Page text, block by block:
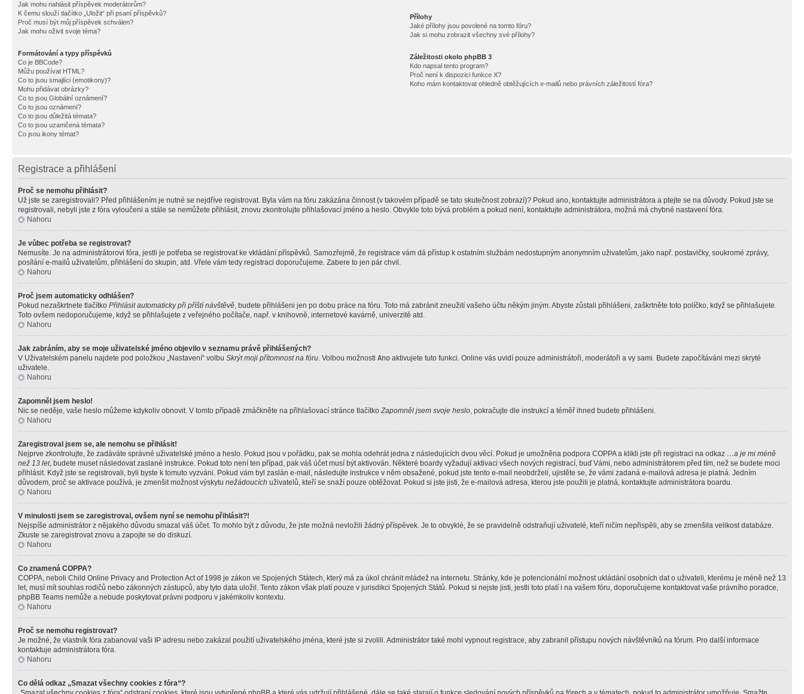
Jak mohu nahlásit příspěvek moderátorům?
K čemu slouží tlačítko „Uložit“ při psaní příspěvků?
Proč musí být můj příspěvek schválen?
Jak mohu oživit svoje téma?
Formátování a typy příspěvků
Co je BBCode?
Můžu používat HTML?
Co to jsou smajlíci (emotikony)?
Mohu přidávat obrázky?
Co to jsou Globální oznámení?
Co to jsou oznámení?
Co to jsou důležitá témata?
Co to jsou uzamčená témata?
Co jsou ikony témat?
Přílohy
Jaké přílohy jsou povolené na tomto fóru?
Jak si mohu zobrazit všechny své přílohy?
Záležitosti okolo phpBB 3
Kdo napsal tento program?
Proč není k dispozici funkce X?
Koho mám kontaktovat ohledně obtěžujících e-mailů nebo právních záležitostí fóra?
Registrace a přihlášení
Proč se nemohu přihlásit?
Už jste se zaregistrovali? Před přihlášením je nutné se nejdříve registrovat. Byla vám na fóru zakázána činnost (v takovém případě se tato skutečnost zobrazí)? Pokud ano, kontaktujte administrátora a ptejte se na důvody. Pokud jste se
registrovali, nebyli jste z fóra vyloučeni a stále se nemůžete přihlásit, znovu zkontrolujte přihlašovací jméno a heslo. Obvykle toto bývá problém a pokud není, kontaktujte administrátora, možná má chybné nastavení fóra.
Nahoru
Je vůbec potřeba se registrovat?
Nemusíte. Je na administrátorovi fóra, jestli je potřeba se registrovat ke vkládání příspěvků. Samozřejmě, že registrace vám dá přístup k ostatním službám nedostupným anonymním uživatelům, jako např. postavičky, soukromé zprávy,
posílání e-mailů uživatelům, přihlášení do skupin, atd. Vřele vám tedy registraci doporučujeme. Zabere to jen pár chvil.
Nahoru
Proč jsem automaticky odhlášen?
Pokud nezaškrtnete tlačítko Přihlásit automaticky při příští návštěvě, budete přihlášeni jen po dobu práce na fóru. Toto má zabránit zneužití vašeho účtu někým jiným. Abyste zůstali přihlášeni, zaškrtněte toto políčko, když se přihlašujete.
Toto ovšem nedoporučujeme, když se přihlašujete z veřejného počítače, např. v knihovně, internetové kavárně, univerzitě atd.
Nahoru
Jak zabráním, aby se moje uživatelské jméno objevilo v seznamu právě přihlášených?
V Uživatelském panelu najdete pod položkou „Nastavení“ volbu Skrýt moji přítomnost na fóru. Volbou možnosti Ano aktivujete tuto funkci. Online vás uvidí pouze administrátoři, moderátoři a vy sami. Budete započítáváni mezi skryté
uživatele.
Nahoru
Zapomněl jsem heslo!
Nic se neděje, vaše heslo můžeme kdykoliv obnovit. V tomto případě zmáčkněte na přihlašovací stránce tlačítkoZapomněl jsem svoje heslo, pokračujte dle instrukcí a téměř ihned budete přihlášeni.
Nahoru
Zaregistroval jsem se, ale nemohu se přihlásit!
Nejprve zkontrolujte, že zadáváte správné uživatelské jméno a heslo. Pokud jsou v pořádku, pak se mohla odehrát jedna z následujících dvou věcí. Pokud je umožněna podpora COPPA a klikli jste při registraci na odkaz …a je mi méně
než 13 let, budete muset následovat zaslané instrukce. Pokud toto není ten případ, pak váš účet musí být aktivován. Některé boardy vyžadují aktivaci všech nových registrací, buď Vámi, nebo administrátorem před tím, než se budete moci
přihlásit. Když jste se registrovali, byli byste k tomuto vyzváni. Pokud vám byl zaslán e-mail, následujte instrukce v něm obsažené, pokud jste tento e-mail neobdrželi, ujistěte se, že vámi zadaná e-mailová adresa je platná. Jedním
důvodem, proč se aktivace používá, je zmenšit možnost výskytu nežádoucích uživatelů, kteří se snaží pouze obtěžovat. Pokud si jste jisti, že e-mailová adresa, kterou jste použili je platná, kontaktujte administrátora boardu.
Nahoru
V minulosti jsem se zaregistroval, ovšem nyní se nemohu přihlásit?!
Nejspíše administrátor z nějakého důvodu smazal váš účet. To mohlo být z důvodu, že jste možná nevložili žádný příspěvek. Je to obvyklé, že se pravidelně odstraňují uživatelé, kteří ničím nepřispěli, aby se zmenšila velikost databáze.
Zkuste se zaregistrovat znovu a zapojte se do diskuzí.
Nahoru
Co znamená COPPA?
COPPA, neboli Child Online Privacy and Protection Act of 1998 je zákon ve Spojených Státech, který má za úkol chránit mládež na internetu. Stránky, kde je potencionální možnost ukládání osobních dat o uživateli, kterému je méně než 13
let, musí mít souhlas rodičů nebo zákonných zástupců, aby tyto data uložil. Tento zákon však platí pouze v jurisdikci Spojených Států. Pokud si nejste jisti, jestli toto platí i na vašem fóru, doporučujeme kontaktovat vaše právního poradce,
phpBB Teams nemůže a nebude poskytovat právni podporu v jakémkoliv kontextu.
Nahoru
Proč se nemohu registrovat?
Je možné, že vlastník fóra zabanoval vaši IP adresu nebo zakázal použití uživatelského jména, které jste si zvolili. Administrátor také mohl vypnout registrace, aby zabranil přístupu nových návštěvníků na fórum. Pro další informace
kontaktuje administrátora fóra.
Nahoru
Co dělá odkaz „Smazat všechny cookies z fóra“?